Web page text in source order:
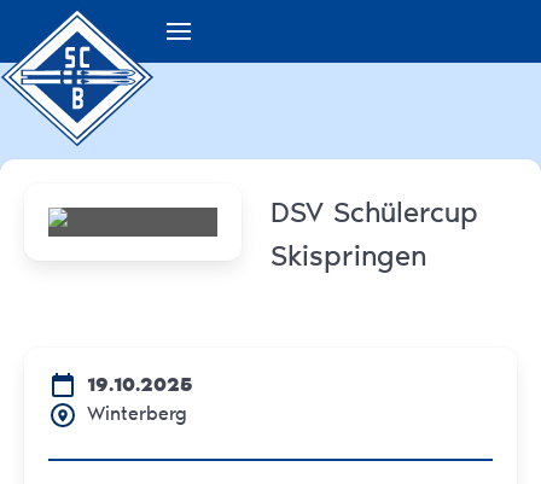
DSV Schülercup
Skispringen
19.10.2025
Winterberg